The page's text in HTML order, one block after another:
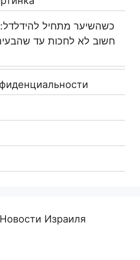
כשהשיער מתחיל
חשוב לא לחכות עד
Израиля